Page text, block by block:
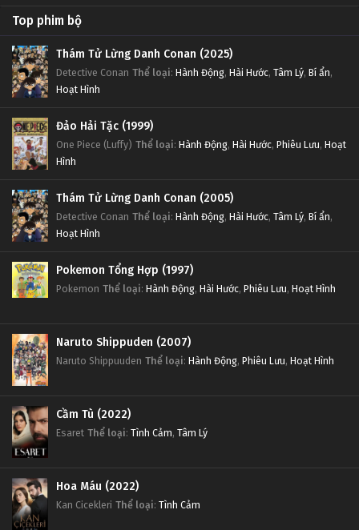
Top phim bộ
Thám Tử Lừng Danh Conan (2025)
Detective Conan Thể loại: Hành Động, Hài Hước, Tâm Lý, Bí ẩn,
Hoạt Hình
Đảo Hải Tặc (1999)
One Piece (Luffy) Thể loại: Hành Động, Hài Hước, Phiêu Lưu, Hoạt
Hình
Thám Tử Lừng Danh Conan (2005)
Detective Conan Thể loại: Hành Động, Hài Hước, Tâm Lý, Bí ẩn,
Hoạt Hình
Pokemon Tổng Hợp (1997)
Pokemon Thể loại: Hành Động, Hài Hước, Phiêu Lưu, Hoạt Hình
Naruto Shippuden (2007)
Naruto Shippuuden Thể loại: Hành Động, Phiêu Lưu, Hoạt Hình
Cầm Tù (2022)
Esaret Thể loại: Tình Cảm, Tâm Lý
Hoa Máu (2022)
Kan Cicekleri Thể loại: Tình Cảm